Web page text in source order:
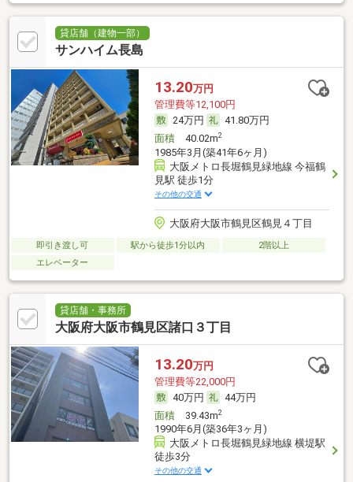
貸店舗（建物一部）
サンハイム長島
13.20万円
管理費等12,100円
24万円
41.80万円
面積40.02m2
1985年3月(築41年6ヶ月)
大阪メトロ長堀鶴見緑地線 今福鶴
見駅 徒歩1分
その他の交通
大阪府大阪市鶴見区鶴見４丁目
即引き渡し可 駅から徒歩1分以内
2階以上
エレベーター
貸店舗・事務所
大阪府大阪市鶴見区諸口３丁目
13.20万円
管理費等22,000円
40万円
44万円
面積39.43m2
1990年6月(築36年3ヶ月)
大阪メトロ長堀鶴見緑地線 横堤駅
徒歩3分
その他の交通